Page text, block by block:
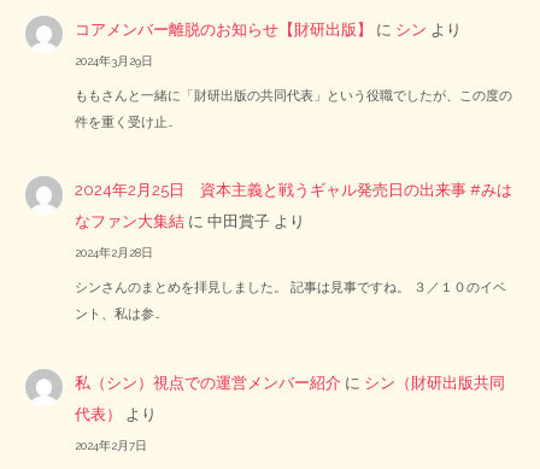
コアメンバー離脱のお知らせ【財研出版】 に シン より
2024年3月29日
ももさんと一緒に「財研出版の共同代表」という役職でしたが、この度の
件を重く受け止…
2024年2月25日 資本主義と戦うギャル発売日の出来事 #みは
なファン大集結 に中田賞子 より
2024年2月28日
シンさんのまとめを拝見しました。 記事は見事ですね。 ３／１０のイベ
ント、私は参…
私（シン）視点での運営メンバー紹介 に シン（財研出版共同
代表）
より
2024年2月7日